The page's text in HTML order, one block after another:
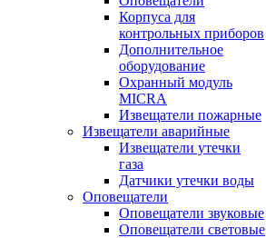
Корпуса для
контрольных приборов
Дополнительное
оборудование
Охранный модуль
MICRA
Извещатели пожарные
Извещатели аварийные
Извещатели утечки
газа
Датчики утечки воды
Оповещатели
Оповещатели звуковые
Оповещатели световые